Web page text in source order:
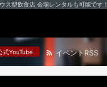
ス型飲食店 会場レンタルも可能です！
式YouTube イベントRSS